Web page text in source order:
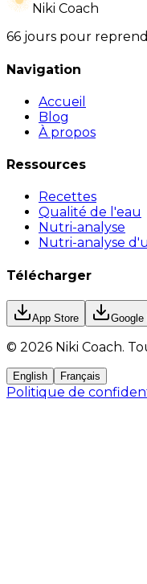
Niki Coach
66 jours pour
Navigation
Accueil
Blog
À propos
Ressources
Recettes
Qualité de l'eau
Nutri-analyse
Nutri-analyse
Télécharger
App Store Google
© 2026 Niki Coach.
English Français
Politique de